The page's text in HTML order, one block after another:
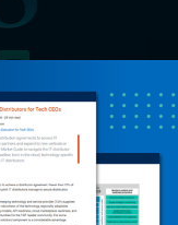
Conjunto 134 -